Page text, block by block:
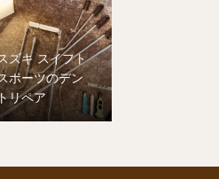
ズキ スイフト
ポーツのデン
リペア